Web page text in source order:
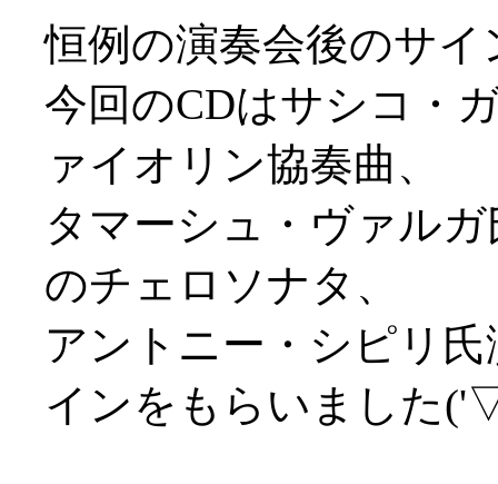
恒例の演奏会後のサイ
今回のCDはサシコ・
ァイオリン協奏曲、
タマーシュ・ヴァル
のチェロソナタ、
アントニー・シピリ
インをもらいました